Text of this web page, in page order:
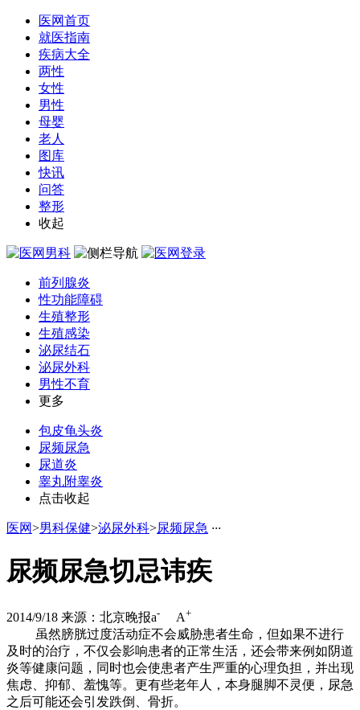
医网首页
就医指南
疾病大全
两性
女性
男性
母婴
老人
图库
快讯
问答
整形
收起
前列腺炎
性功能障碍
生殖整形
生殖感染
泌尿结石
泌尿外科
男性不育
更多
包皮龟头炎
尿频尿急
尿道炎
睾丸附睾炎
点击收起
医网>男科保健>泌尿外科>尿频尿急 ···
尿频尿急切忌讳疾
2014/9/18 来源：北京晚报a- A+
虽然膀胱过度活动症不会威胁患者生命，但如果不进行
及时的治疗，不仅会影响患者的正常生活，还会带来例如阴道
炎等健康问题，同时也会使患者产生严重的心理负担，并出现
焦虑、抑郁、羞愧等。更有些老年人，本身腿脚不灵便，尿急
之后可能还会引发跌倒、骨折。